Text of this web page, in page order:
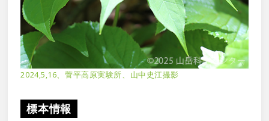
2024,5,16、菅平高原実験所、山中史江撮影
標本情報